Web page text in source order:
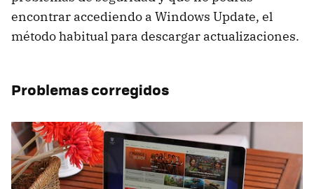
encontrar accediendo a Windows Update, el
método habitual para descargar actualizaciones.
Problemas corregidos